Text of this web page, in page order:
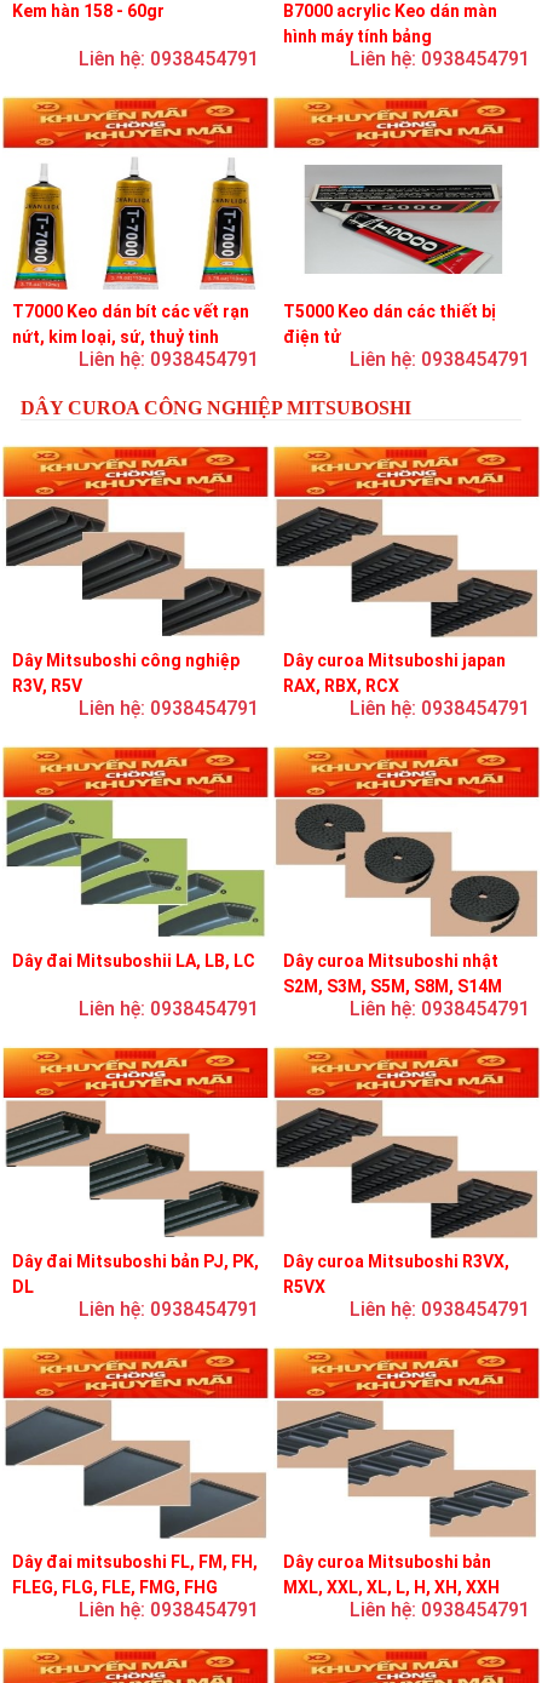
Kem hàn 158 - 60gr
Liên hệ: 0938454791
B7000 acrylic Keo dán màn
hình máy tính bảng
Liên hệ: 0938454791
T7000 Keo dán bít các vết rạn
nứt, kim loại, sứ, thuỷ tinh
Liên hệ: 0938454791
T5000 Keo dán các thiết bị
điện tử
Liên hệ: 0938454791
DÂY CUROA CÔNG NGHIỆP MITSUBOSHI
Dây Mitsuboshi công nghiệp
R3V, R5V
Liên hệ: 0938454791
Dây curoa Mitsuboshi japan
RAX, RBX, RCX
Liên hệ: 0938454791
Dây đai Mitsuboshii LA, LB, LC
Liên hệ: 0938454791
Dây curoa Mitsuboshi nhật
S2M, S3M, S5M, S8M, S14M
Liên hệ: 0938454791
Dây đai Mitsuboshi bản PJ, PK,
DL
Liên hệ: 0938454791
Dây curoa Mitsuboshi R3VX,
R5VX
Liên hệ: 0938454791
Dây đai mitsuboshi FL, FM, FH,
FLEG, FLG, FLE, FMG, FHG
Liên hệ: 0938454791
Dây curoa Mitsuboshi bản
MXL, XXL, XL, L, H, XH, XXH
Liên hệ: 0938454791